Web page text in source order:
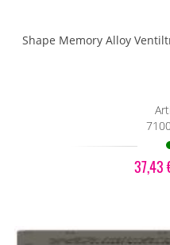
Shape Memory Alloy
Special
37,43